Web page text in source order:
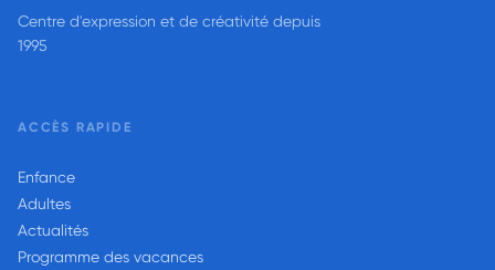
Centre d'expression et de créativité depuis
1995
ACCÈS RAPIDE
Enfance
Adultes
Actualités
Programme des vacances